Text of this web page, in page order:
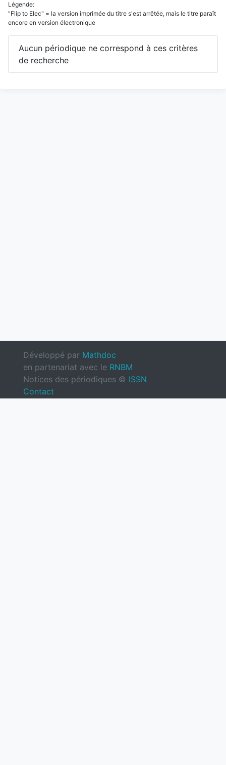
Légende:
"Flip to Elec" = la version imprimée du titre s'est arrêtée, mais le titre paraît
encore en version électronique
Aucun périodique ne correspond à ces critères
de recherche
Développé par Mathdoc
en partenariat avec le RNBM
Notices des périodiques © ISSN
Contact